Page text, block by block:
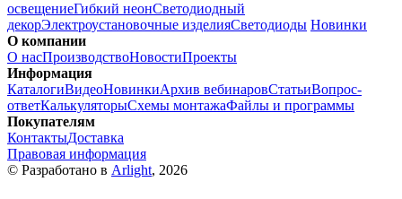
освещениеГибкий неонСветодиодный
декорЭлектроустановочные изделияСветодиоды Новинки
О компании
О насПроизводствоНовостиПроекты
Информация
КаталогиВидеоНовинкиАрхив вебинаровСтатьиВопрос-
ответКалькуляторыСхемы монтажаФайлы и программы
Покупателям
КонтактыДоставка
Правовая информация
© Разработано в Arlight, 2026